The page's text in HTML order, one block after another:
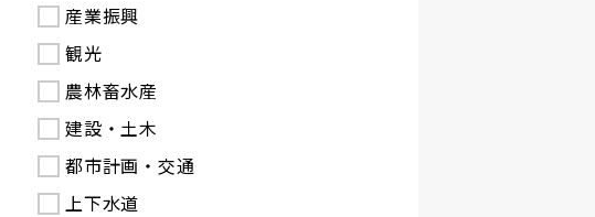
産業振興
観光
農林畜水産
建設・土木
都市計画・交通
上下水道